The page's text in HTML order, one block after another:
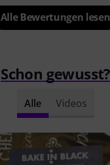
Alle Bewertungen lesen
Schon gewusst?
Alle Videos